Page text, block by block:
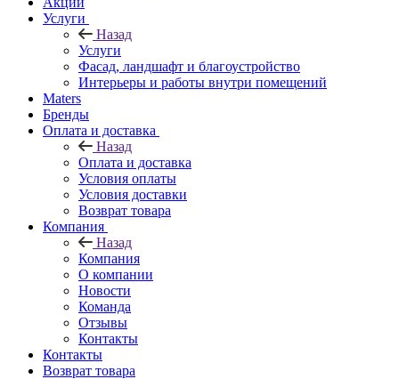
Услуги
Назад
Услуги
Фасад, ландшафт и благоустройство
Интерьеры и работы внутри помещений
Maters
Бренды
Оплата и доставка
Назад
Оплата и доставка
Условия оплаты
Условия доставки
Возврат товара
Компания
Назад
Компания
О компании
Новости
Команда
Отзывы
Контакты
Контакты
Возврат товара